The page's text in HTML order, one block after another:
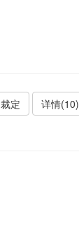
裁定 详情(10)